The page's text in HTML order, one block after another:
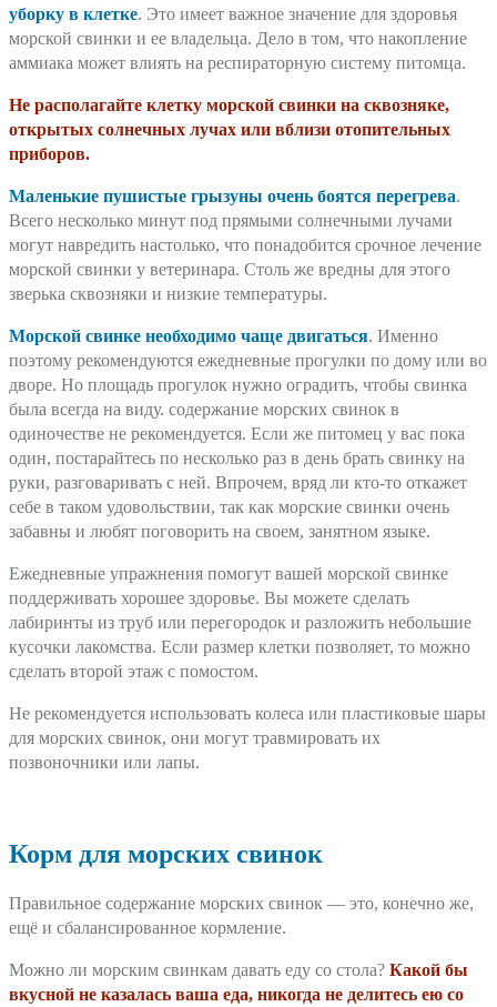
уборку в клетке. Это имеет важное значение для здоровья
морской свинки и ее владельца. Дело в том, что накопление
аммиака может влиять на респираторную систему питомца.
Не располагайте клетку морской свинки на сквозняке,
открытых солнечных лучах или вблизи отопительных
приборов.
Маленькие пушистые грызуны очень боятся перегрева.
Всего несколько минут под прямыми солнечными лучами
могут навредить настолько, что понадобится срочное лечение
морской свинки у ветеринара. Столь же вредны для этого
зверька сквозняки и низкие температуры.
Морской свинке необходимо чаще двигаться. Именно
поэтому рекомендуются ежедневные прогулки по дому или во
дворе. Но площадь прогулок нужно оградить, чтобы свинка
была всегда на виду. содержание морских свинок в
одиночестве не рекомендуется. Если же питомец у вас пока
один, постарайтесь по несколько раз в день брать свинку на
руки, разговаривать с ней. Впрочем, вряд ли кто-то откажет
себе в таком удовольствии, так как морские свинки очень
забавны и любят поговорить на своем, занятном языке.
Ежедневные упражнения помогут вашей морской свинке
поддерживать хорошее здоровье. Вы можете сделать
лабиринты из труб или перегородок и разложить небольшие
кусочки лакомства. Если размер клетки позволяет, то можно
сделать второй этаж с помостом.
Не рекомендуется использовать колеса или пластиковые шары
для морских свинок, они могут травмировать их
позвоночники или лапы.
Корм для морских свинок
Правильное содержание морских свинок — это, конечно же,
ещё и сбалансированное кормление.
Можно ли морским свинкам давать еду со стола? Какой бы
вкусной не казалась ваша еда, никогда не делитесь ею со